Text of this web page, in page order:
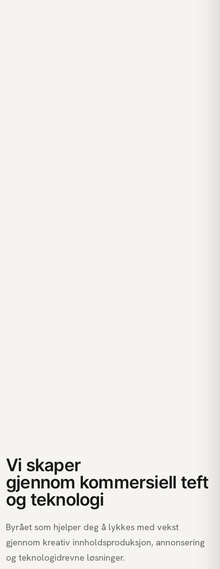
Vi skaper
gjennom kommersiell teft
og teknologi
Byrået som hjelper deg å lykkes med vekst
gjennom kreativ innholdsproduksjon, annonsering
og teknologidrevne løsninger.